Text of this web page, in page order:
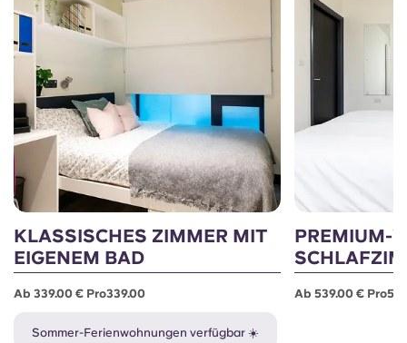
KLASSISCHES ZIMMER MIT
EIGENEM BAD
Ab 339.00 € Pro339.00
Sommer-Ferienwohnungen verfügbar ☀️
PREMIUM-
Ab 539.00 €